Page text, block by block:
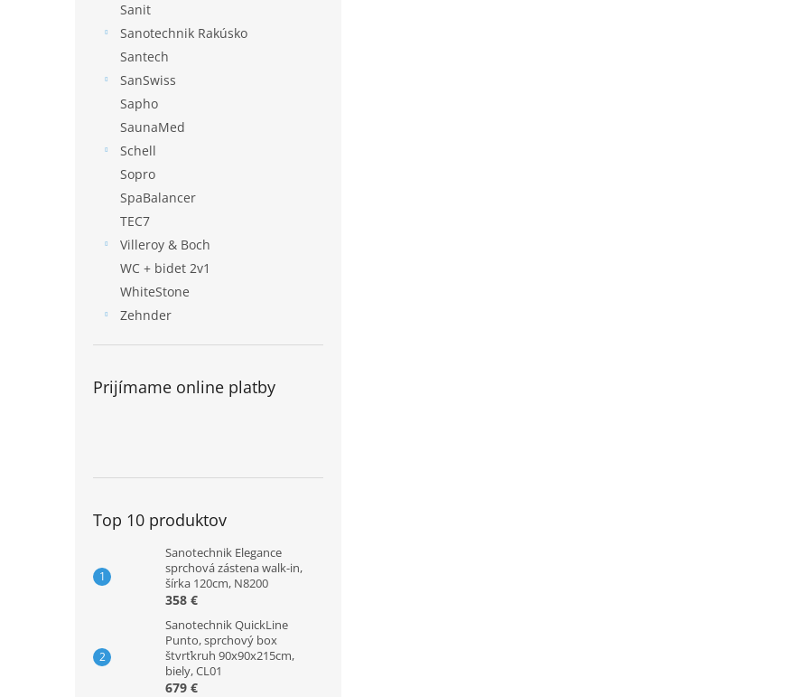
Sanit
Sanotechnik Rakúsko
Santech
SanSwiss
Sapho
SaunaMed
Schell
Sopro
SpaBalancer
TEC7
Villeroy & Boch
WC + bidet 2v1
WhiteStone
Zehnder
Prijímame online platby
Top 10 produktov
Sanotechnik Elegance
sprchová zástena walk-in,
šírka 120cm, N8200
358 €
Sanotechnik QuickLine
Punto, sprchový box
štvrťkruh 90x90x215cm,
biely, CL01
679 €